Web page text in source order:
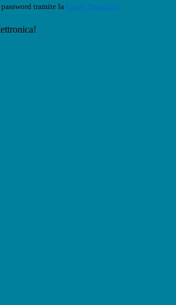
tramite la Login Spaggiari